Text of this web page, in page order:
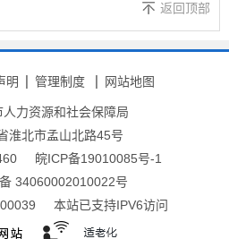
返回顶部
明 管理制度 网站地图
力资源和社会保障局
淮北市孟山北路45号
皖ICP备19010085号-1
34060002010022号
本站已支持IPV6访问